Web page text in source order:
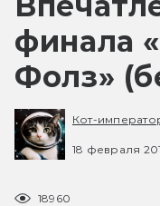
финала
Фолз»
Кот-
18 февраля
18960